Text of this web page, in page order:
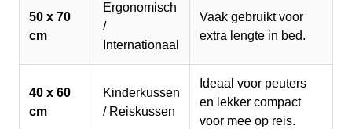
50 x 70
cm
Ergonomisch
/
Internationaal
Vaak gebruikt voor
extra lengte in bed.
40 x 60
cm
Kinderkussen
/ Reiskussen
Ideaal voor peuters
en lekker compact
voor mee op reis.